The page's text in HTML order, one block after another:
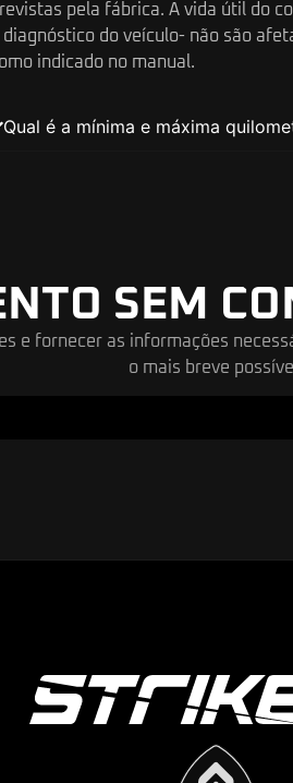
pela fábrica. A vida útil do
diagnóstico do veículo- não são
indicado no manual.
Qual é a mínima e máxima
SEM
e fornecer as informações
o mais breve